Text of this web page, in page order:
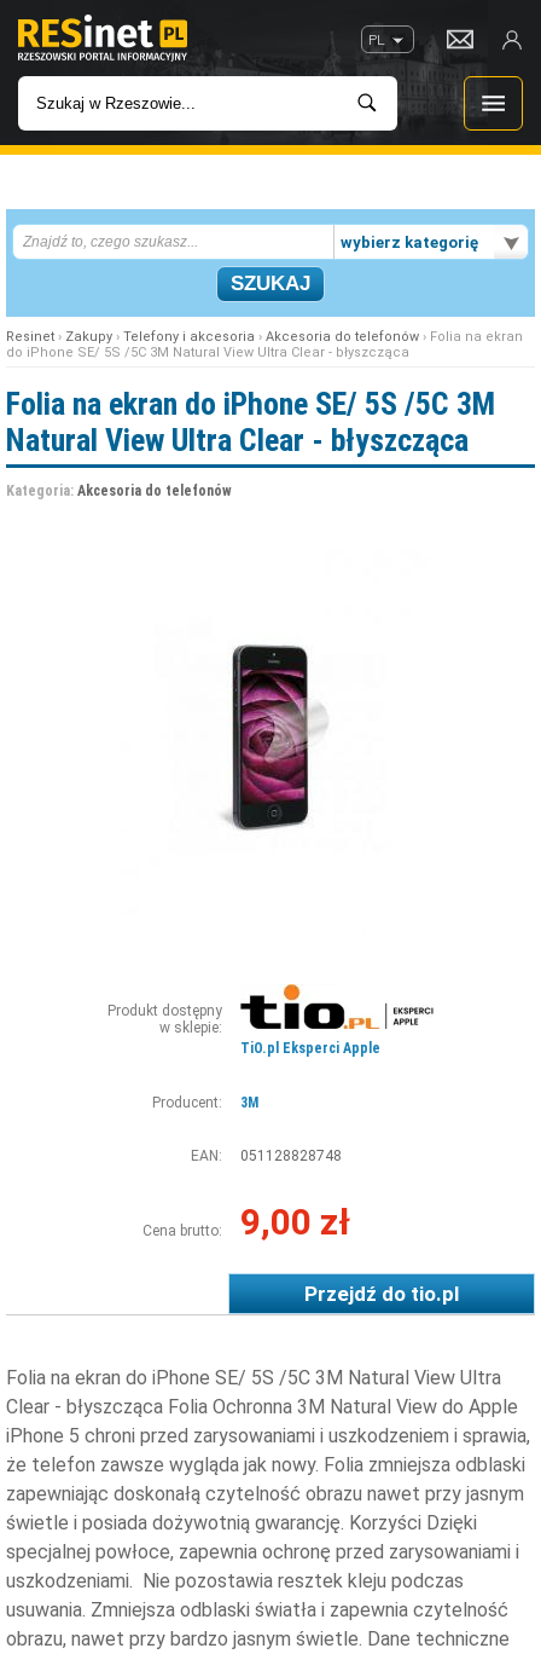
PL
INWESTYCJE
IMPREZY
W KINACH
wybierz kategorię
Resinet › Zakupy › Telefony i akcesoria › Akcesoria do telefonów › Folia na ekran
do iPhone SE/ 5S /5C 3M Natural View Ultra Clear - błyszcząca
Folia na ekran do iPhone SE/ 5S /5C 3M
Natural View Ultra Clear - błyszcząca
Kategoria: Akcesoria do telefonów
Produkt dostępny
w sklepie:
TiO.pl Eksperci Apple
Producent: 3M
EAN: 051128828748
Cena brutto: 9,00 zł
Przejdź dotio.pl
Folia na ekran do iPhone SE/ 5S /5C 3M Natural View Ultra
Clear - błyszcząca Folia Ochronna 3M Natural View do Apple
iPhone 5 chroni przed zarysowaniami i uszkodzeniem i sprawia,
że telefon zawsze wygląda jak nowy. Folia zmniejsza odblaski
zapewniając doskonałą czytelność obrazu nawet przy jasnym
świetle i posiada dożywotnią gwarancję. Korzyści Dzięki
specjalnej powłoce, zapewnia ochronę przed zarysowaniami i
uszkodzeniami. Nie pozostawia resztek kleju podczas
usuwania. Zmniejsza odblaski światła i zapewnia czytelność
obrazu, nawet przy bardzo jasnym świetle. Dane techniczne